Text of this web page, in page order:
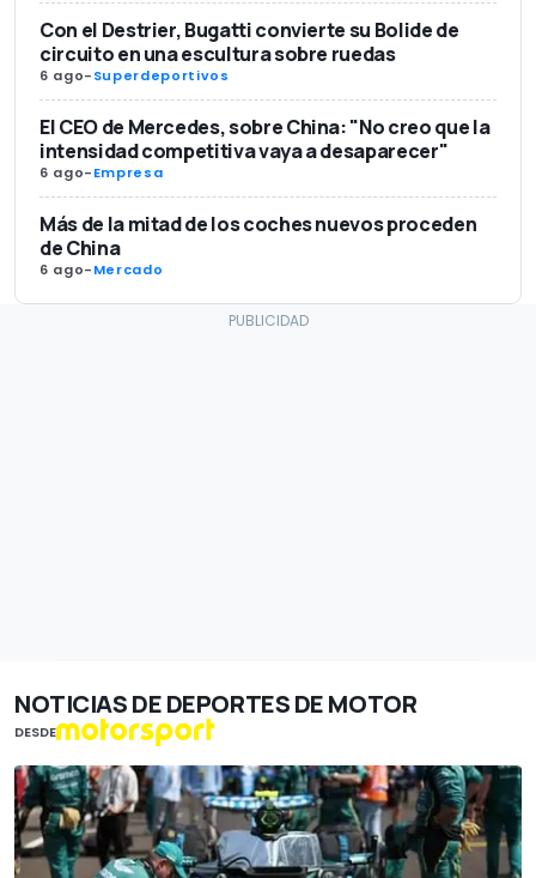
Con el Destrier, Bugatti convierte su Bolide de
circuito en una escultura sobre ruedas
6 ago-Superdeportivos
El CEO de Mercedes, sobre China: "No creo que la
intensidad competitiva vaya a desaparecer"
6 ago-Empresa
Más de la mitad de los coches nuevos proceden
de China
6 ago-Mercado
NOTICIAS DE DEPORTES DE MOTOR
DESDE